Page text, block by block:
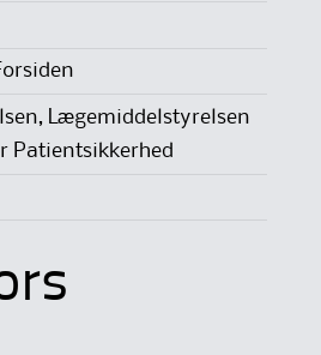
Lægemiddelstyrelsen
Patientsikkerhed